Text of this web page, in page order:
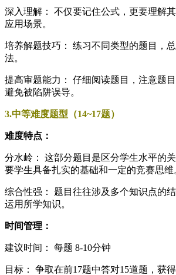
深入理解： 不仅要记住公式，更要理解
应用场景。
培养解题技巧： 练习不同类型的题目，
法。
提高审题能力： 仔细阅读题目，注意题
避免被陷阱误导。
3.中等难度题型（14~17题）
难度特点：
分水岭： 这部分题目是区分学生水平的
要学生具备扎实的基础和一定的竞赛思维
综合性强： 题目往往涉及多个知识点的
运用所学知识。
时间管理：
建议时间： 每题 8-10分钟
目标： 争取在前17题中答对15道题，获